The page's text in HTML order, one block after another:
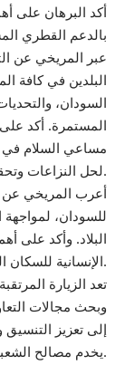
أكد البرهان على
بالدعم القطري
عبر المريخي عن
البلدين في كافة
السودان،
المستمرة. أكد على
مساعي السلام في
لحل النزاعات وتحقيق الاستقرار.
أعرب المريخي عن
للسودان، لمواجهة
البلاد. وأكد على
الإنسانية للسكان المتضررين من النزاعات.
تعد الزيارة
وبحث مجالات
إلى تعزيز التنسيق
يخدم مصالح الشعبين السوداني والقطري.